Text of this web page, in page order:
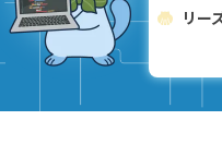
リー